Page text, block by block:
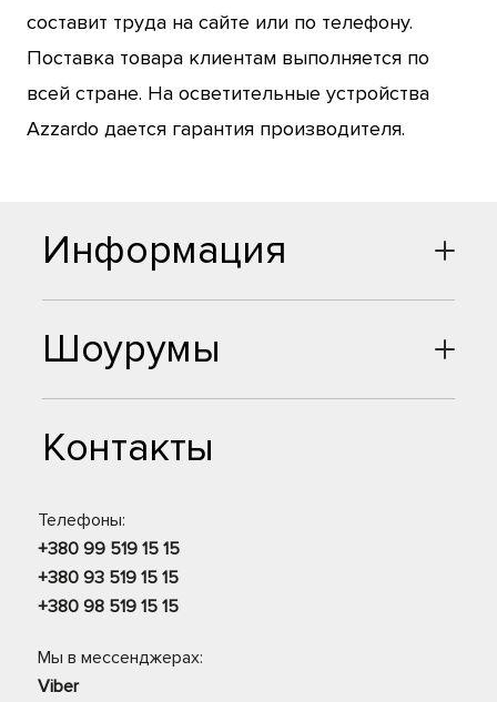
составит труда на сайте или по телефону.
Поставка товара клиентам выполняется по
всей стране. На осветительные устройства
Azzardo дается гарантия производителя.
Шоурумы
Контакты
Телефоны:
+380 99 519 15 15
+380 93 519 15 15
+380 98 519 15 15
Мы в мессенджерах:
Viber
Информация